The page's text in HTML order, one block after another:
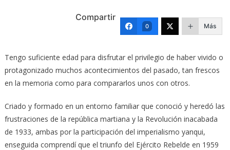
Compartir
0 Más
Tengo suficiente edad para disfrutar el privilegio de haber vivido o
protagonizado muchos acontecimientos del pasado, tan frescos
en la memoria como para compararlos unos con otros.
Criado y formado en un entorno familiar que conoció y heredó las
frustraciones de la república martiana y la Revolución inacabada
de 1933, ambas por la participación del imperialismo yanqui,
enseguida comprendí que el triunfo del Ejército Rebelde en 1959